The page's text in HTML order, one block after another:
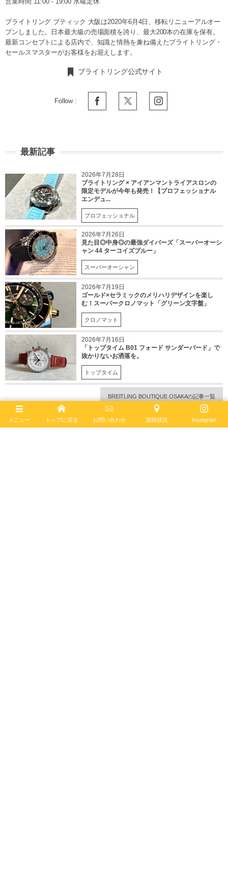
ブライトリング ブティック 大阪は2020年6月4日、移転リニューアルオー
プンしました。日本最大級の売場面積を誇り、最大200本の在庫を保有。
最新コンセプトによる店内で、知識と情熱を兼ね備えたブライトリング・
セールスマスターがお客様をお迎えします。
ブライトリング公式サイト
Follow :
最新記事
2026年7月28日
ブライトリング × アイアンマントライアスロンの
限定モデルが今年も発売！【プロフェッショナル
エンデュ...
プロフェッショナル
2026年7月26日
見た目◎中身◎の最強ダイバーズ「スーパーオーシ
ャン 44 ターコイズブルー」
スーパーオーシャン
2026年7月19日
ゴールド×セラミックのメリハリデザインを楽し
む！スーパークロノマット「グリーン文字盤」
クロノマット
2026年7月16日
「トップタイム B01 フォード サンダーバード」で
抜かりないお洒落を。
トップタイム
BREITLING BOUTIQUE OSAKAの記事一覧
メニュー トップに戻る お問い合わせ 混雑状況 Instagram